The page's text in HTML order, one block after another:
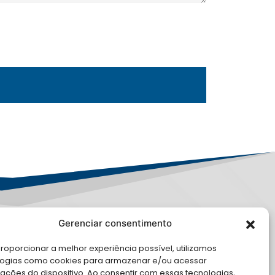
Gerenciar consentimento
a melhor experiência possível, utilizamos
como cookies para armazenar e/ou acessar
CONOSCO